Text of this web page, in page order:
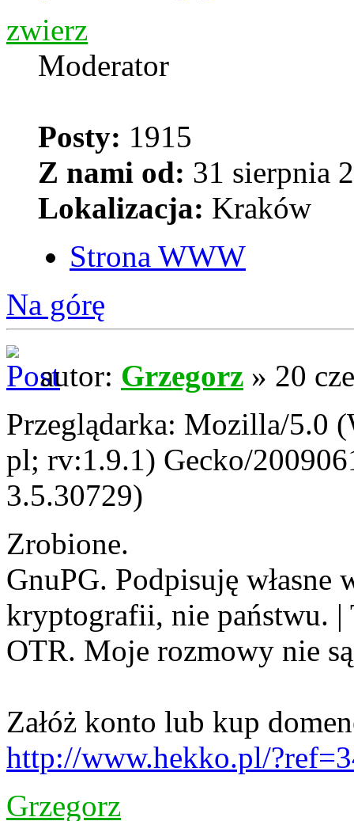
zwierz
Moderator
Posty: 1915
Z nami od: 31 sierpnia
Lokalizacja: Kraków
Strona WWW
Na górę
autor: Grzegorz » 20
Przeglądarka: Mozilla/5.0
pl; rv:1.9.1) Gecko/
3.5.30729)
Zrobione.
GnuPG. Podpisuję
kryptografii, nie państwu. |
OTR. Moje rozmowy nie
Załóż konto lub kup
http://www.hekko.pl/
Grzegorz